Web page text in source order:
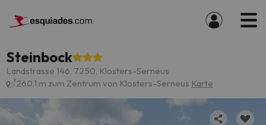
Steinbock
Landstrasse 146, 7250, Klosters-Serneus
260.1 m zum Zentrum von Klosters-Serneus Karte